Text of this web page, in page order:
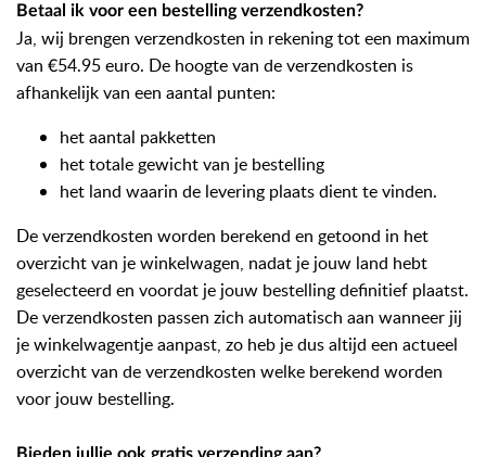
Betaal ik voor een bestelling verzendkosten?
Ja, wij brengen verzendkosten in rekening tot een maximum
van €54.95 euro. De hoogte van de verzendkosten is
afhankelijk van een aantal punten:
het aantal pakketten
het totale gewicht van je bestelling
het land waarin de levering plaats dient te vinden.
De verzendkosten worden berekend en getoond in het
overzicht van je winkelwagen, nadat je jouw land hebt
geselecteerd en voordat je jouw bestelling definitief plaatst.
De verzendkosten passen zich automatisch aan wanneer jij
je winkelwagentje aanpast, zo heb je dus altijd een actueel
overzicht van de verzendkosten welke berekend worden
voor jouw bestelling.